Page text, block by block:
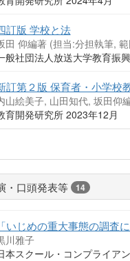
訂版 学校と法
田 仰編著 (担当:分担執筆,
般社団法人放送大学教育振
訂第２版 保育者・小学校
山絵美子, 山田知代, 坂田仰
育開発研究所 2023年12月
・口頭発表等 14
いじめの重大事態の調査
川雅子
本スクール・コンプライア